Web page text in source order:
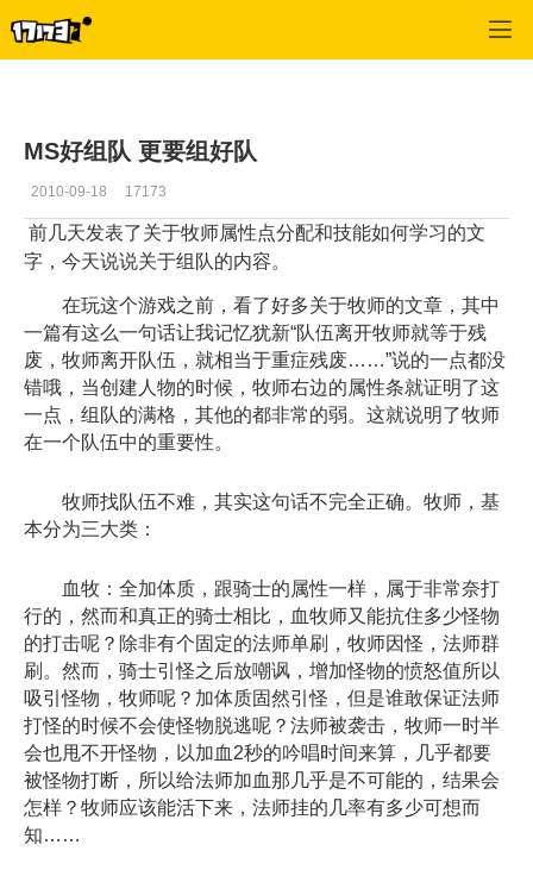
MS好组队 更要组好队
2010-09-18 17173
前几天发表了关于牧师属性点分配和技能如何学习的文
字，今天说说关于组队的内容。
在玩这个游戏之前，看了好多关于牧师的文章，其中
一篇有这么一句话让我记忆犹新“队伍离开牧师就等于残
废，牧师离开队伍，就相当于重症残废……”说的一点都没
错哦，当创建人物的时候，牧师右边的属性条就证明了这
一点，组队的满格，其他的都非常的弱。这就说明了牧师
在一个队伍中的重要性。
牧师找队伍不难，其实这句话不完全正确。牧师，基
本分为三大类：
血牧：全加体质，跟骑士的属性一样，属于非常奈打
行的，然而和真正的骑士相比，血牧师又能抗住多少怪物
的打击呢？除非有个固定的法师单刷，牧师因怪，法师群
刷。然而，骑士引怪之后放嘲讽，增加怪物的愤怒值所以
吸引怪物，牧师呢？加体质固然引怪，但是谁敢保证法师
打怪的时候不会使怪物脱逃呢？法师被袭击，牧师一时半
会也甩不开怪物，以加血2秒的吟唱时间来算，几乎都要
被怪物打断，所以给法师加血那几乎是不可能的，结果会
怎样？牧师应该能活下来，法师挂的几率有多少可想而
知……